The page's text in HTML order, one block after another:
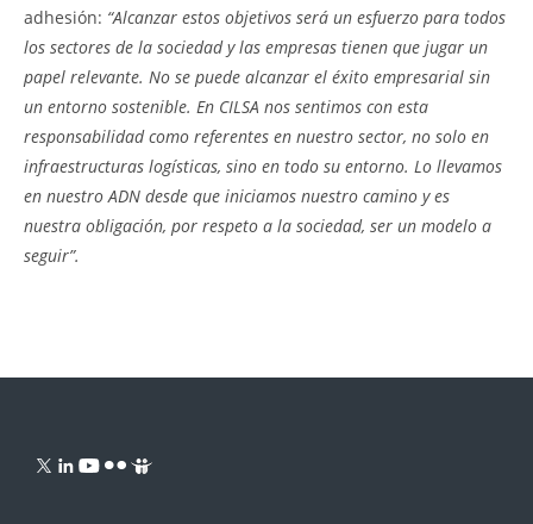
adhesión: “Alcanzar estos objetivos será un esfuerzo para todos
los sectores de la sociedad y las empresas tienen que jugar un
papel relevante. No se puede alcanzar el éxito empresarial sin
un entorno sostenible. En CILSA nos sentimos con esta
responsabilidad como referentes en nuestro sector, no solo en
infraestructuras logísticas, sino en todo su entorno. Lo llevamos
en nuestro ADN desde que iniciamos nuestro camino y es
nuestra obligación, por respeto a la sociedad, ser un modelo a
seguir”.